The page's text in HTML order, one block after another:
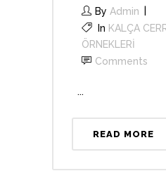
By Admin
In KALÇA
ÖRNEKLERİ
Comments
...
READ MORE